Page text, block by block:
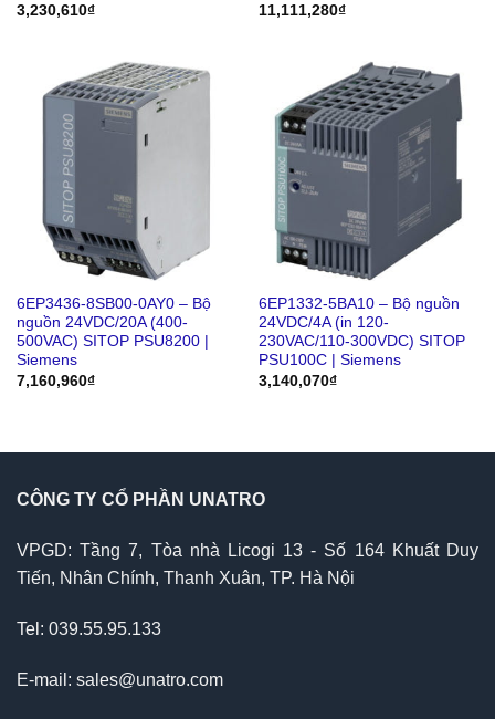
3,230,610₫
11,111,280₫
6EP3436-8SB00-0AY0 – Bộ
nguồn 24VDC/20A (400-
500VAC) SITOP PSU8200 |
Siemens
7,160,960₫
6EP1332-5BA10 – Bộ nguồn
24VDC/4A (in 120-
230VAC/110-300VDC) SITOP
PSU100C | Siemens
3,140,070₫
CÔNG TY CỔ PHẦN UNATRO
VPGD: Tầng 7, Tòa nhà Licogi 13 - Số 164 Khuất Duy
Tiến, Nhân Chính, Thanh Xuân, TP. Hà Nội
Tel: 039.55.95.133
E-mail: sales@unatro.com